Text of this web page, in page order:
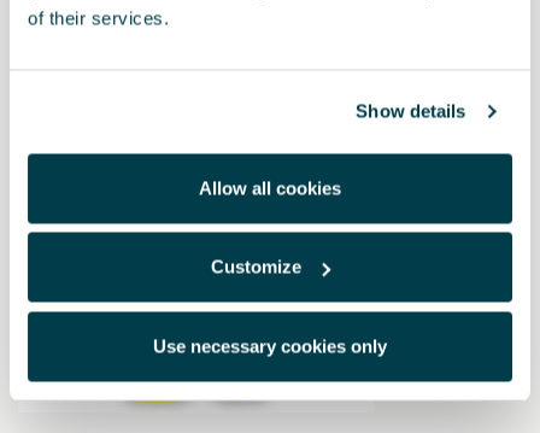
of their services.
Show details
Allow all cookies
Customize
Use necessary cookies only
Pode também interessar-lhe